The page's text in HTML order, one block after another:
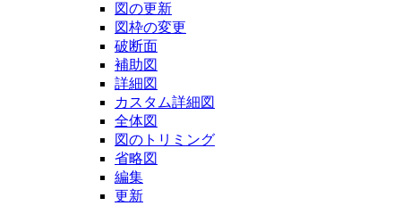
図の更新
図枠の変更
破断面
補助図
詳細図
カスタム詳細図
全体図
図のトリミング
省略図
編集
更新